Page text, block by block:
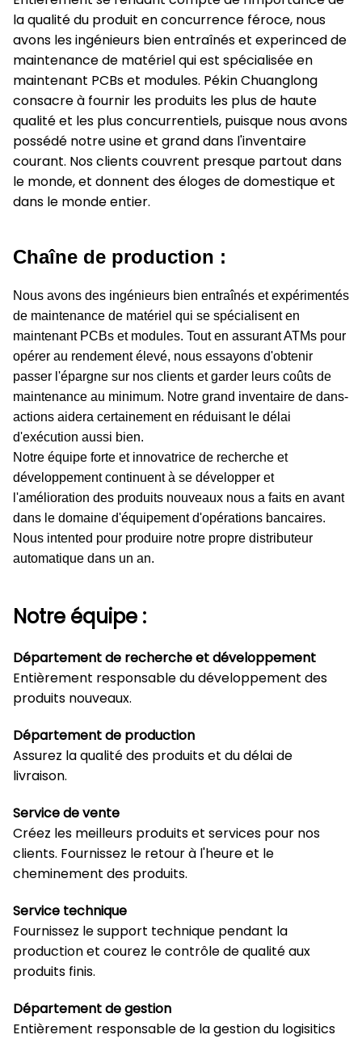
la qualité du produit en concurrence féroce, nous
avons les ingénieurs bien entraînés et experinced de
maintenance de matériel qui est spécialisée en
maintenant PCBs et modules. Pékin Chuanglong
consacre à fournir les produits les plus de haute
qualité et les plus concurrentiels, puisque nous avons
possédé notre usine et grand dans l'inventaire
courant. Nos clients couvrent presque partout dans
le monde, et donnent des éloges de domestique et
dans le monde entier.
Chaîne de production :
Nous avons des ingénieurs bien entraînés et expérimentés
de maintenance de matériel qui se spécialisent en
maintenant PCBs et modules. Tout en assurant ATMs pour
opérer au rendement élevé, nous essayons d'obtenir
passer l'épargne sur nos clients et garder leurs coûts de
maintenance au minimum. Notre grand inventaire de dans-
actions aidera certainement en réduisant le délai
d'exécution aussi bien.
Notre équipe forte et innovatrice de recherche et
développement continuent à se développer et
l'amélioration des produits nouveaux nous a faits en avant
dans le domaine d'équipement d'opérations bancaires.
Nous intented pour produire notre propre distributeur
automatique dans un an.
Notre équipe :
Département de recherche et développement
Entièrement responsable du développement des
produits nouveaux.
Département de production
Assurez la qualité des produits et du délai de
livraison.
Service de vente
Créez les meilleurs produits et services pour nos
clients. Fournissez le retour à l'heure et le
cheminement des produits.
Service technique
Fournissez le support technique pendant la
production et courez le contrôle de qualité aux
produits finis.
Département de gestion
Entièrement responsable de la gestion du logisitics